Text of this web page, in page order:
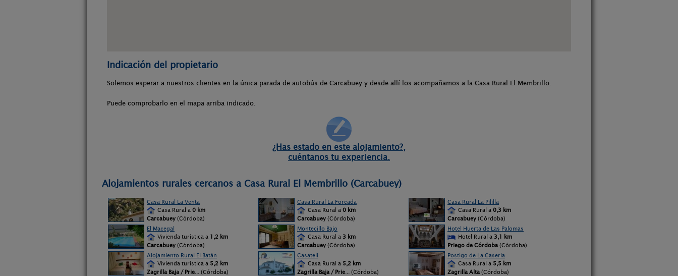
Indicación del propietario
Solemos esperar a nuestros clientes en la única parada de autobús de Carcabuey y desde allí los acompañamos a la Casa Rural El Membrillo.
Puede comprobarlo en el mapa arriba indicado.
¿Has estado en este alojamiento?,
cuéntanos tu experiencia.
Alojamientos rurales cercanos a Casa Rural El Membrillo (Carcabuey)
Casa Rural La Venta
Casa Rural a 0 km
Carcabuey (Córdoba)
Casa Rural La Forcada
Casa Rural a 0 km
Carcabuey (Córdoba)
Casa Rural La Pililla
Casa Rural a 0,3 km
Carcabuey (Córdoba)
El Macegal
Vivienda turística a 1,2 km
Carcabuey (Córdoba)
Montecillo Bajo
Casa Rural a 3 km
Carcabuey (Córdoba)
Hotel Huerta de Las Palomas
Hotel Rural a 3,1 km
Priego de Córdoba (Córdoba)
Alojamiento Rural El Batán
Vivienda turística a 5,2 km
Zagrilla Baja / Prie... (Córdoba)
Casateli
Casa Rural a 5,2 km
Zagrilla Baja / Prie... (Córdoba)
Postigo de La Casería
Casa Rural a 5,5 km
Zagrilla Alta (Córdoba)